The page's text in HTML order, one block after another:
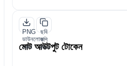
PNG
ডাউনলোড
করুন
ছবি
কপি
করুন
মোট আউটপুট টোকেন